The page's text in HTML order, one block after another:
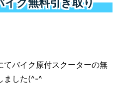
てバイク原付スクーターの無
した(^-^ゞ